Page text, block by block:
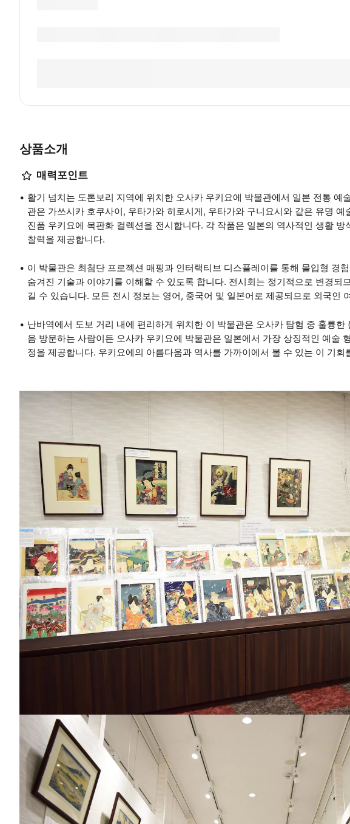
상품소개
매력포인트
활기 넘치는 도톤보리 지역에 위치한 오사카 우키요에 박물관에서 일본 전통 예
관은 가쓰시카 호쿠사이, 우타가와 히로시게, 우타가와 구니요시와 같은 유명
진품 우키요에 목판화 컬렉션을 전시합니다. 각 작품은 일본의 역사적인 생활
찰력을 제공합니다.
이 박물관은 최첨단 프로젝션 매핑과 인터랙티브 디스플레이를 통해 몰입형 경
숨겨진 기술과 이야기를 이해할 수 있도록 합니다. 전시회는 정기적으로 변경되
길 수 있습니다. 모든 전시 정보는 영어, 중국어 및 일본어로 제공되므로 외국인
난바역에서 도보 거리 내에 편리하게 위치한 이 박물관은 오사카 탐험 중 훌륭한
음 방문하는 사람이든 오사카 우키요에 박물관은 일본에서 가장 상징적인 예술
정을 제공합니다. 우키요에의 아름다움과 역사를 가까이에서 볼 수 있는 이 기회